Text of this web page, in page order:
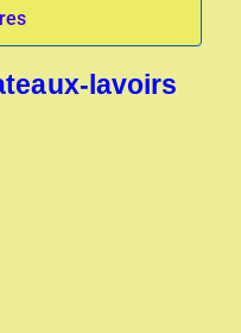
lavoirs